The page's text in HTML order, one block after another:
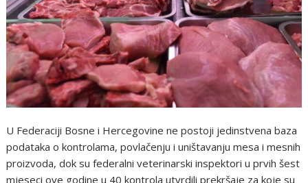
U Federaciji Bosne i Hercegovine ne postoji jedinstvena baza
podataka o kontrolama, povlačenju i uništavanju mesa i mesnih
proizvoda, dok su federalni veterinarski inspektori u prvih šest
mjeseci ove godine u 40 kontrola utvrdili prekršaje za koje su